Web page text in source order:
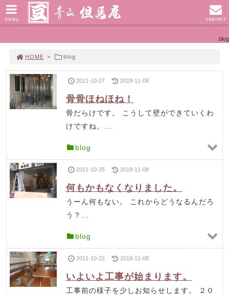
blog
HOME > blog
2011-10-27 2018-11-08
骨骨ほねほね！
骨だらけです。 こうして壁ができていくわ
けですね。...
blog
2011-10-25 2018-11-08
何もかもなくなりました。
うーん何もない。 これからどうなるんだろ
う？...
blog
2011-10-22 2018-11-08
いよいよ工事が始まります。
工事前の様子を少しお知らせします。 ２０
MENU CONTACT